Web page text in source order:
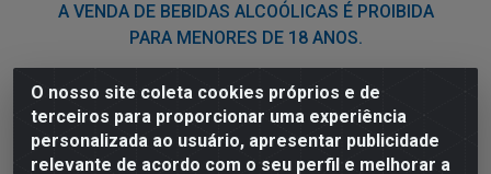
O nosso site coleta cookies próprios e de
terceiros para proporcionar uma experiência
personalizada ao usuário, apresentar publicidade
relevante de acordo com o seu perfil e melhorar a
A VENDA DE BEBIDAS ALCOÓLICAS É PROIBIDA
PARA MENORES DE 18 ANOS.
Nordil Distribuidora - Avenida Liberdade, 2738, Bloco F -
Sesi - Bayeux/PB - CEP 58.111-400 - CNPJ
03.775.813/0001-41